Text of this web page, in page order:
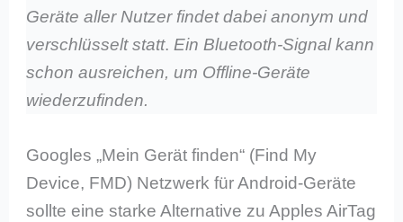
Geräte aller Nutzer findet dabei anonym und
verschlüsselt statt. Ein Bluetooth-Signal kann
schon ausreichen, um Offline-Geräte
wiederzufinden.
Googles „Mein Gerät finden“ (Find My
Device, FMD) Netzwerk für Android-Geräte
sollte eine starke Alternative zu Apples AirTag